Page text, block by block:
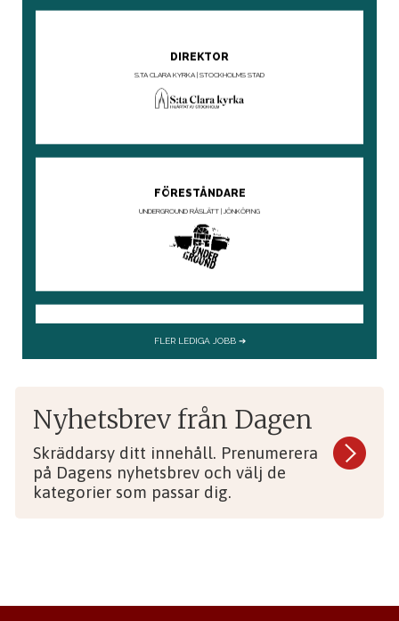
Nyhetsbrev från Dagen
Skräddarsy ditt innehåll. Prenumerera
på Dagens nyhetsbrev och välj de
kategorier som passar dig.